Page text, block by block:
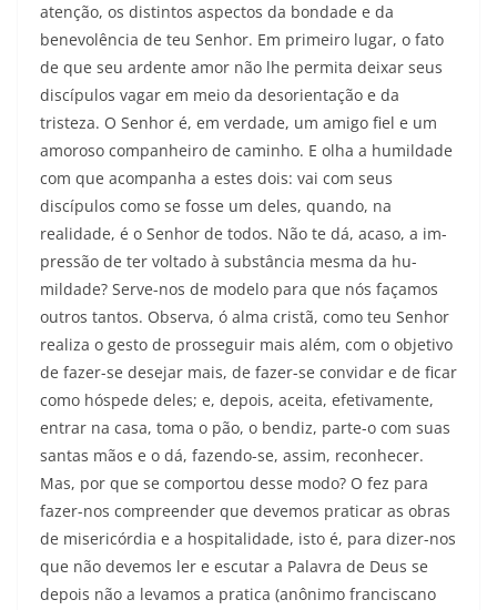
atenção, os distintos aspectos da bondade e da
benevolência de teu Senhor. Em pri­meiro lugar, o fato
de que seu ardente amor não lhe permita deixar seus
discípulos vagar em meio da desorientação e da
tristeza. O Senhor é, em verdade, um amigo fiel e um
amoroso companheiro de caminho. E olha a humildade
com que acompanha a estes dois: vai com seus
discípulos como se fosse um deles, quando, na
realidade, é o Senhor de todos. Não te dá, acaso, a im­
pressão de ter voltado à substância mesma da hu­
mildade? Serve-nos de modelo para que nós façamos
outros tantos. Observa, ó alma cristã, como teu Senhor
realiza o gesto de prosseguir mais além, com o objetivo
de fazer-se desejar mais, de fazer-se convidar e de ficar
como hóspede deles; e, depois, aceita, efetivamente,
entrar na casa, toma o pão, o bendiz, parte-o com suas
santas mãos e o dá, fazendo-se, assim, reconhecer.
Mas, por que se comportou desse modo? O fez para
fazer-nos compreender que devemos praticar as obras
de misericórdia e a hospitali­dade, isto é, para dizer-nos
que não devemos ler e escutar a Palavra de Deus se
depois não a levamos a pratica (anônimo franciscano